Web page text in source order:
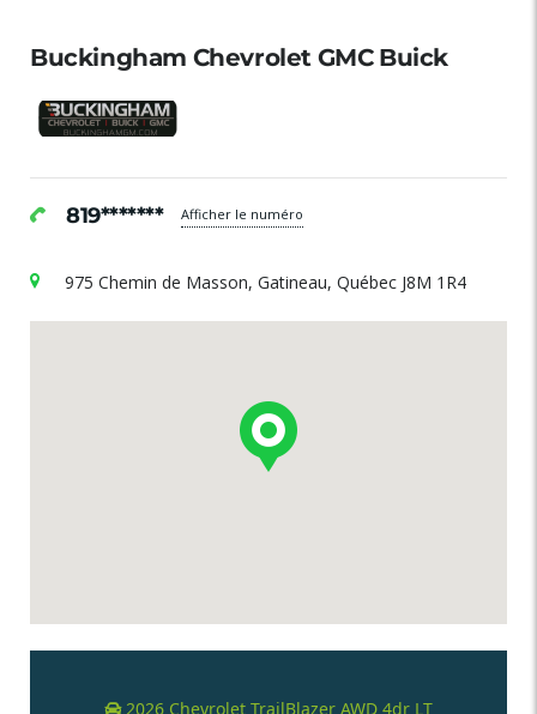
Buckingham Chevrolet GMC Buick
819******* Afficher le numéro
975 Chemin de Masson, Gatineau, Québec J8M 1R4
2026 Chevrolet TrailBlazer AWD 4dr LT